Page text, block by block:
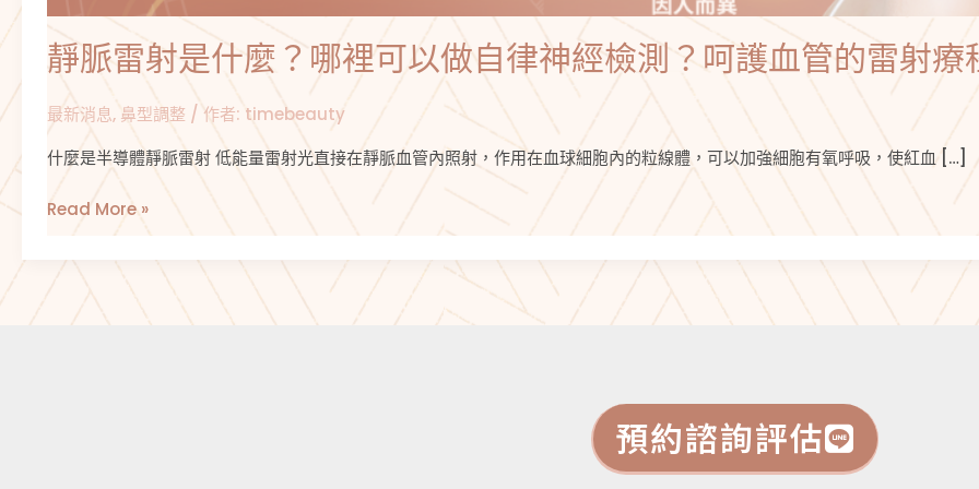
靜脈雷射是什麼？哪裡可以做自律神經檢測？呵護血管的雷射療
最新消息, 鼻型調整 / 作者: timebeauty
什麼是半導體靜脈雷射 低能量雷射光直接在靜脈血管內照射，作用在血球細胞內的粒線體，可以加強細胞有氧呼吸，使紅血 […]
的
雷
射
程
Read More »
預約諮詢評估